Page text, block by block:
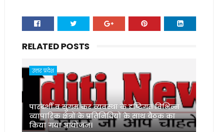
RELATED POSTS
उत्तर प्रदेश
पारदर्शी व सुगम कर व्यवस्था के दृष्टिगत विभिन्न
व्यापारिक क्षेत्रों के प्रतिनिधियों के साथ बैठक का
किया गया आयोजन।